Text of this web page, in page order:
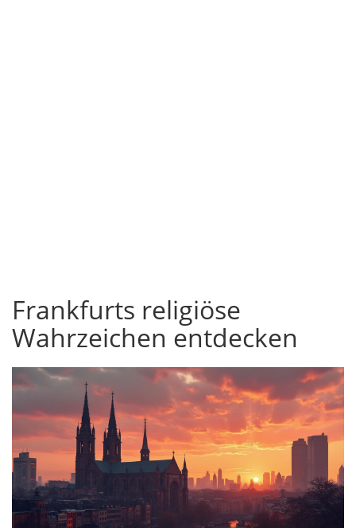
Frankfurts religiöse
Wahrzeichen entdecken